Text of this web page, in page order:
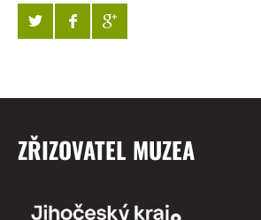
ZŘIZOVATEL MUZEA